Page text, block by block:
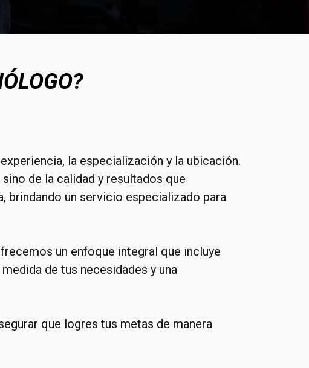
la especialización y la ubicación.
de la calidad y resultados que
un servicio especializado para
un enfoque integral que incluye
de tus necesidades y una
que logres tus metas de manera